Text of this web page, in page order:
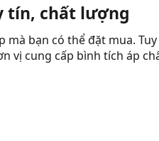
tín, chất lượng
bạn có thể đặt mua.
vị cung cấp bình tích áp